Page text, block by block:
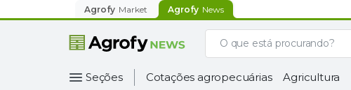
Agrofy Market Agrofy News
Seções Cotações agropecuárias Agricultura